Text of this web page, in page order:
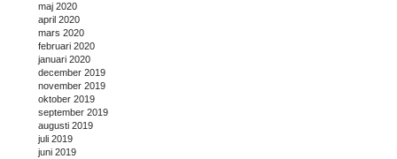
maj 2020
april 2020
mars 2020
februari 2020
januari 2020
december 2019
november 2019
oktober 2019
september 2019
augusti 2019
juli 2019
juni 2019